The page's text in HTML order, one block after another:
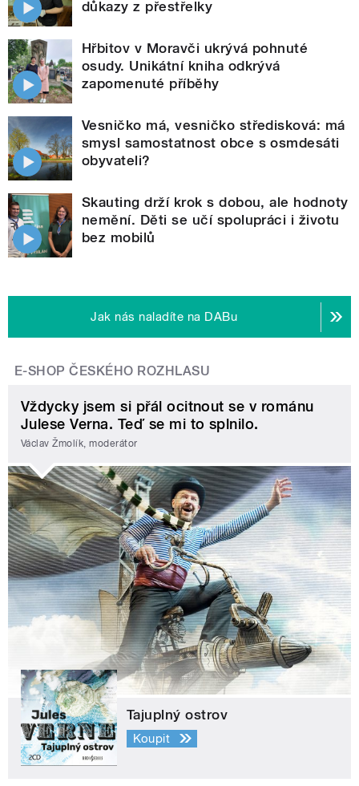
důkazy z přestřelky
Hřbitov v Moravči ukrývá pohnuté
osudy. Unikátní kniha odkrývá
zapomenuté příběhy
Vesničko má, vesničko středisková: má
smysl samostatnost obce s osmdesáti
obyvateli?
Skauting drží krok s dobou, ale hodnoty
nemění. Děti se učí spolupráci i životu
bez mobilů
Jak nás naladíte na DABu
E-SHOP ČESKÉHO ROZHLASU
Vždycky jsem si přál ocitnout se v románu
Julese Verna. Teď se mi to splnilo.
Václav Žmolík, moderátor
Tajuplný ostrov
Koupit